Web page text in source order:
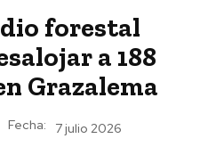
forestal
a 188
Grazalema
Fecha: 7 julio 2026